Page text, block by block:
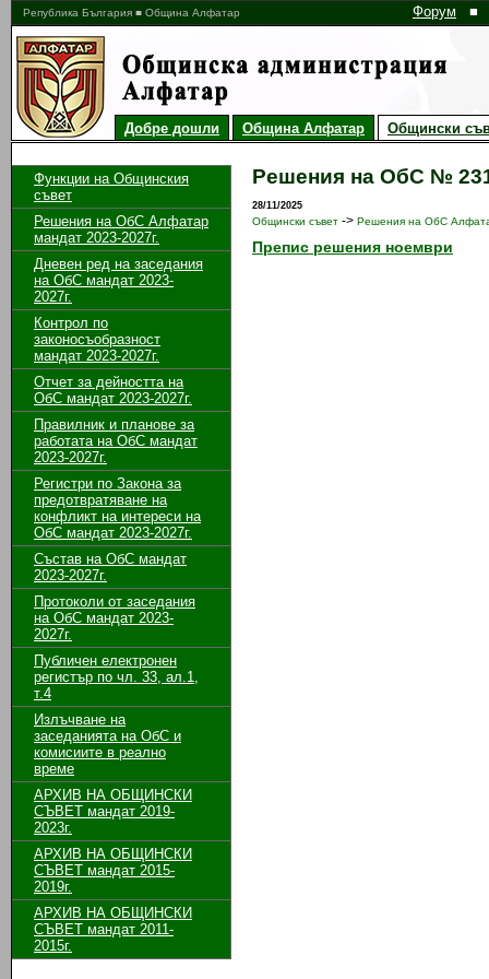
Република България ■ Община Алфатар Форум ■
Добре дошли Община Алфатар Общински
Функции на Общинския
съвет
Решения на ОбС Алфатар
мандат 2023-2027г.
Дневен ред на заседания
на ОбС мандат 2023-
2027г.
Контрол по
законосъобразност
мандат 2023-2027г.
Отчет за дейността на
ОбС мандат 2023-2027г.
Правилник и планове за
работата на ОбС мандат
2023-2027г.
Регистри по Закона за
предотвратяване на
конфликт на интереси на
ОбС мандат 2023-2027г.
Състав на ОбС мандат
2023-2027г.
Протоколи от заседания
на ОбС мандат 2023-
2027г.
Публичен електронен
регистър по чл. 33, ал.1,
т.4
Излъчване на
заседанията на ОбС и
комисиите в реално
време
АРХИВ НА ОБЩИНСКИ
СЪВЕТ мандат 2019-
2023г.
АРХИВ НА ОБЩИНСКИ
СЪВЕТ мандат 2015-
2019г.
АРХИВ НА ОБЩИНСКИ
СЪВЕТ мандат 2011-
2015г.
Решения на ОбС № 231
28/11/2025
Общински съвет -> Решения на ОбС
Препис решения ноември